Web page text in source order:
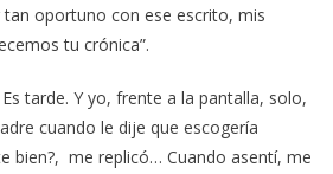
tan oportuno con ese escrito, mis
tu crónica”.
tarde. Y yo, frente a la pantalla, solo,
cuando le dije que escogería
bien?, me replicó… Cuando asentí, me